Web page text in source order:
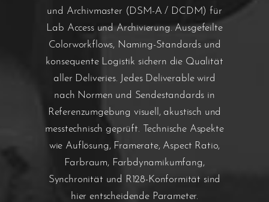
und Archivmaster (DSM-A / DCDM) für
Lab Access und Archivierung. Ausgefeilte
Colorworkflows, Naming-Standards und
konsequente Logistik sichern die Qualität
aller Deliveries. Jedes Deliverable wird
nach Normen und Sendestandards in
Referenzumgebung visuell, akustisch und
messtechnisch geprüft. Technische Aspekte
wie Auflösung, Framerate, Aspect Ratio,
Farbraum, Farbdynamikumfang,
Synchronität und R128-Konformität sind
hier entscheidende Parameter.